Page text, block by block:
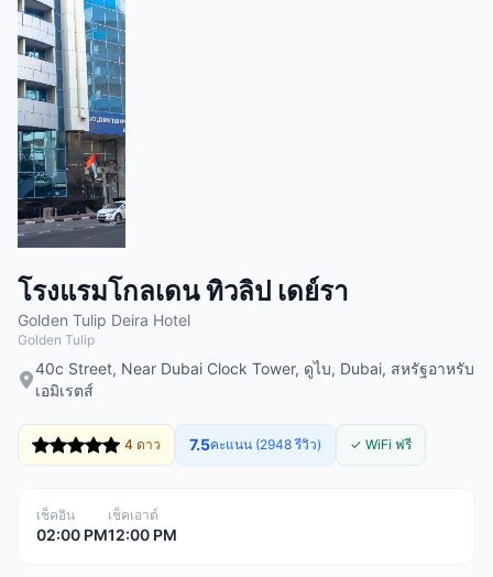
โรงแรมโกลเดน ทิวลิป เดย์รา
Golden Tulip Deira Hotel
Golden Tulip
40c Street, Near Dubai Clock Tower, ดูไบ, Dubai, สหรัฐอาหรับ
เอมิเรตส์
4 ดาว 7.5คะแนน (2948 รีวิว) ✓ WiFi ฟรี
เช็คอิน
02:00 PM
เช็คเอาต์
12:00 PM